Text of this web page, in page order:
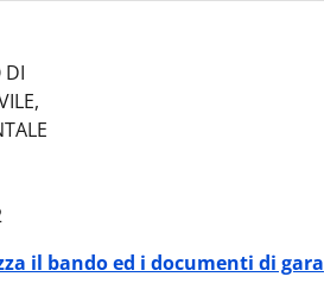
DI
il bando ed i documenti di gara